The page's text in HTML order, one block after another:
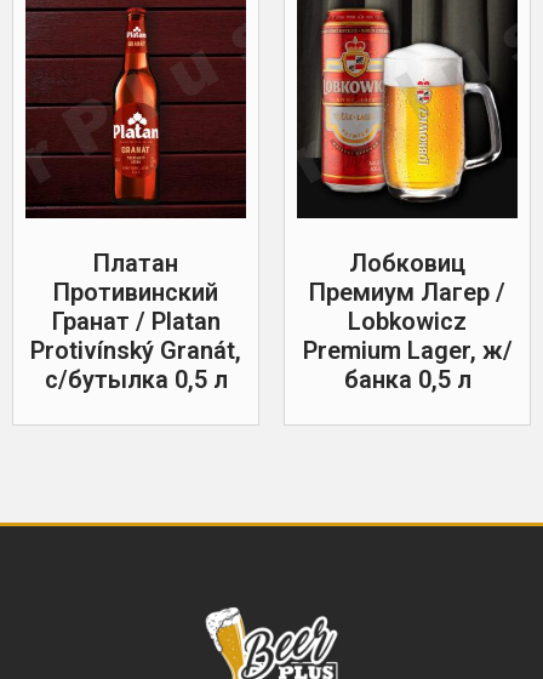
Платан
Противинский
Гранат / Platan
Protivínský Granát,
с/бутылка 0,5 л
Лобковиц
Премиум Лагер /
Lobkowicz
Premium Lager, ж/
банка 0,5 л